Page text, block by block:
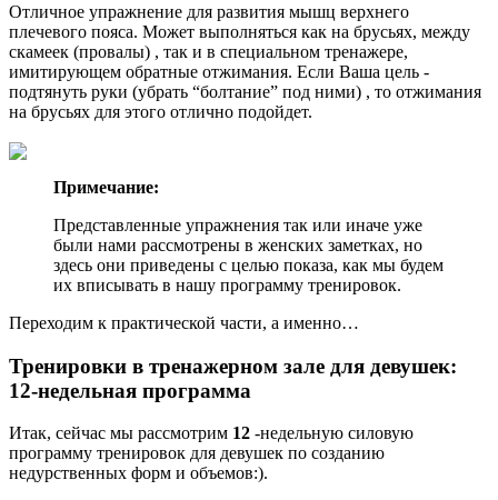
Отличное упражнение для развития мышц верхнего
плечевого пояса. Может выполняться как на брусьях, между
скамеек (провалы) , так и в специальном тренажере,
имитирующем обратные отжимания. Если Ваша цель -
подтянуть руки (убрать “болтание” под ними) , то отжимания
на брусьях для этого отлично подойдет.
Примечание:
Представленные упражнения так или иначе уже
были нами рассмотрены в женских заметках, но
здесь они приведены с целью показа, как мы будем
их вписывать в нашу программу тренировок.
Переходим к практической части, а именно…
Тренировки в тренажерном зале для девушек:
12-недельная программа
Итак, сейчас мы рассмотрим 12 -недельную силовую
программу тренировок для девушек по созданию
недурственных форм и объемов:).